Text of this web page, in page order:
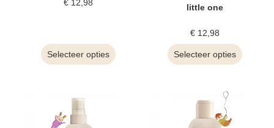
€ 12,98
Selecteer opties
little one
€12,98
Selecteer opties